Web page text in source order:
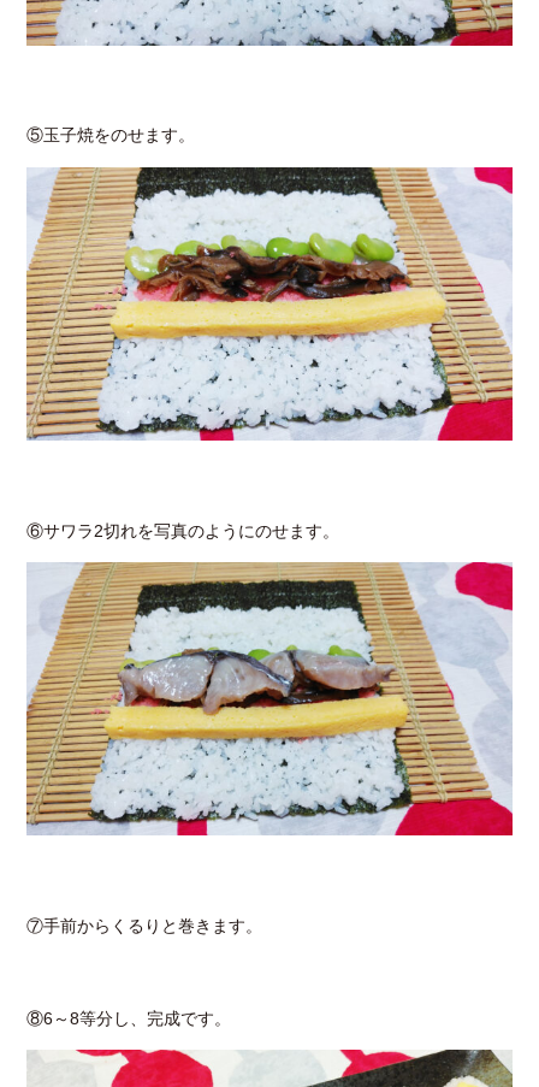
⑤玉子焼をのせます。
⑥サワラ2切れを写真のようにのせます。
⑦手前からくるりと巻きます。
⑧6～8等分し、完成です。